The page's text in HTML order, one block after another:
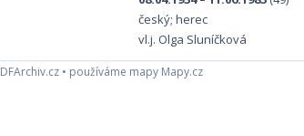
český; herec
vl.j. Olga Sluníčková
• používáme mapy Mapy.cz